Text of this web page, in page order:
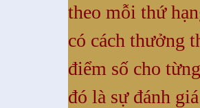
theo mỗi thứ
có cách thưởng
điểm số cho
đó là sự đánh